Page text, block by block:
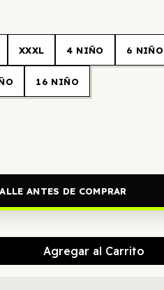
XXXL 4 NIÑO 6 NIÑO
16 NIÑO
ANTES DE COMPRAR
Agregar al Carrito